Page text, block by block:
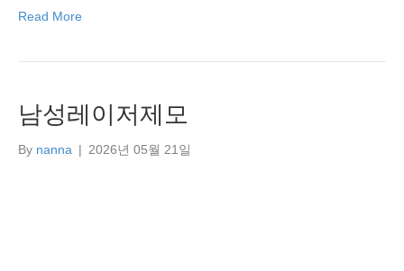
Read More
남성레이저제모
By nanna | 2026년 05월 21일